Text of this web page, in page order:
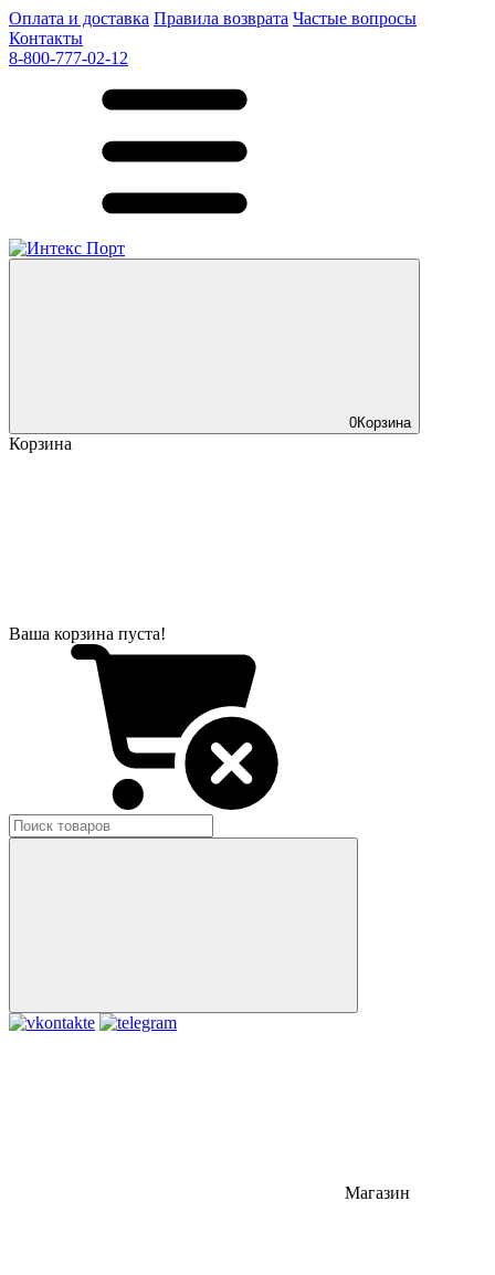
Оплата и доставка Правила возврата Частые вопросы
Контакты
8-800-777-02-12
0Корзина
Корзина
Ваша корзина пуста!
Магазин